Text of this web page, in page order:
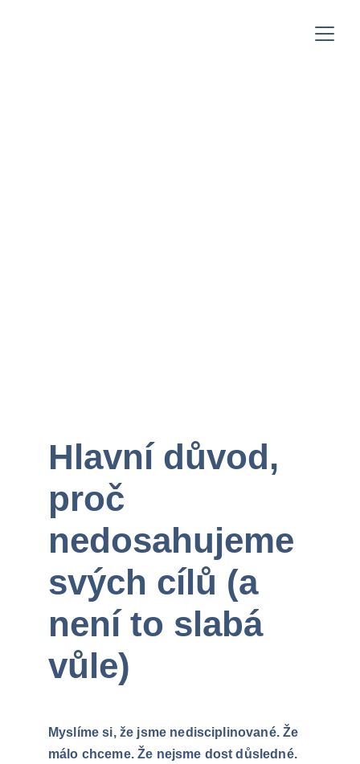
Hlavní důvod,
proč
nedosahujeme
svých cílů (a
není to slabá
vůle)
Myslíme si, že jsme nedisciplinované. Že
málo chceme. Že nejsme dost důsledné.